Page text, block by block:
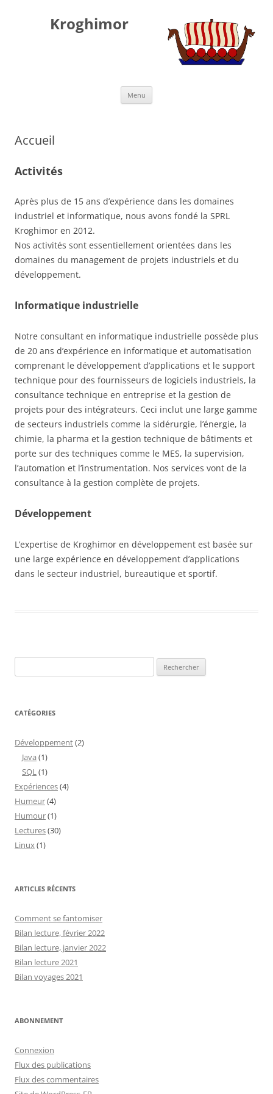
Kroghimor
Menu
Accueil
Activités
Après plus de 15 ans d’expérience dans les domaines
industriel et informatique, nous avons fondé la SPRL
Kroghimor en 2012.
Nos activités sont essentiellement orientées dans les
domaines du management de projets industriels et du
développement.
Informatique industrielle
Notre consultant en informatique industrielle possède plus
de 20 ans d’expérience en informatique et automatisation
comprenant le développement d’applications et le support
technique pour des fournisseurs de logiciels industriels, la
consultance technique en entreprise et la gestion de
projets pour des intégrateurs. Ceci inclut une large gamme
de secteurs industriels comme la sidérurgie, l’énergie, la
chimie, la pharma et la gestion technique de bâtiments et
porte sur des techniques comme le MES, la supervision,
l’automation et l’instrumentation. Nos services vont de la
consultance à la gestion complète de projets.
Développement
L’expertise de Kroghimor en développement est basée sur
une large expérience en développement d’applications
dans le secteur industriel, bureautique et sportif.
CATÉGORIES
Développement(2)
Java (1)
SQL(1)
Expériences(4)
Humeur(4)
Humour(1)
Lectures(30)
Linux(1)
ARTICLES RÉCENTS
Comment se fantomiser
Bilan lecture, février 2022
Bilan lecture, janvier 2022
Bilan lecture 2021
Bilan voyages 2021
ABONNEMENT
Connexion
Flux des publications
Flux des commentaires